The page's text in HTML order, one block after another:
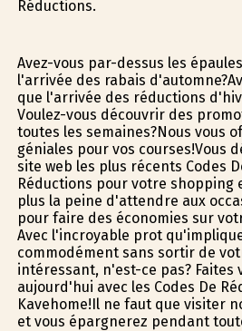
Réductions.
Avez-vous par-dessus les
l'arrivée des rabais
que l'arrivée des réductions
Voulez-vous découvrir des
toutes les semaines?Nous vous
géniales pour vos courses!Vous
site web les plus récents Codes
Réductions pour votre shopping
plus la peine d'attendre aux
pour faire des économies sur
Avec l'incroyable profit
commodément sans sortir de
intéressant, n'est-ce pas? Faites
aujourd'hui avec les Codes De
Kavehome!Il ne faut que visiter
et vous épargnerez pendant